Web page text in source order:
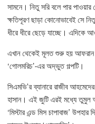
সামনে। নিতু সরি বলে পার
ক্ষতিপূরণ ছাড়া কোনোভাবেই সে
ধীরে ধীরে ছেড়ে যাচ্ছে। এদিকে
এখান থেকেই মূলত শুরু হয় আফরান
‘গোলমরিচ’-এর অদ্ভুত গল্পটি।
সিএমভি’র ব্যানারে রাজীব
হাসান। এই জুটি এরই মধ্যে তুমুল
‘মিস্টার এন্ড মিস চাপাবাজ’ উপহার